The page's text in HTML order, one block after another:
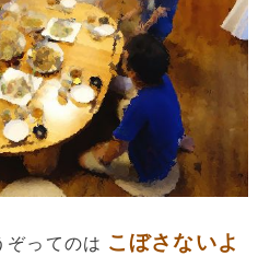
ぞってのは こぼさないよ